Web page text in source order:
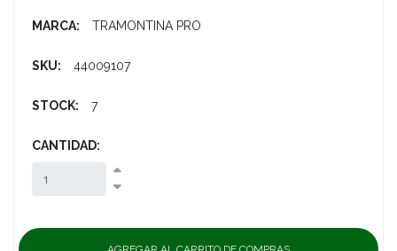
MARCA: TRAMONTINA PRO
SKU: 44009107
STOCK: 7
CANTIDAD: